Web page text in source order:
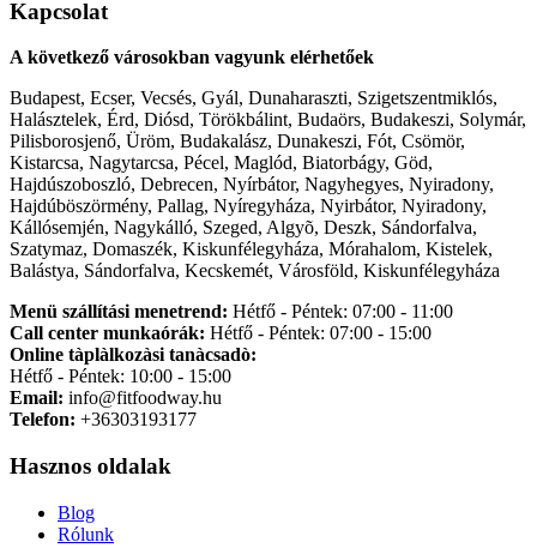
Kapcsolat
A következő városokban vagyunk elérhetőek
Budapest, Ecser, Vecsés, Gyál, Dunaharaszti, Szigetszentmiklós,
Halásztelek, Érd, Diósd, Törökbálint, Budaörs, Budakeszi, Solymár,
Pilisborosjenő, Üröm, Budakalász, Dunakeszi, Fót, Csömör,
Kistarcsa, Nagytarcsa, Pécel, Maglód, Biatorbágy, Göd,
Hajdúszoboszló, Debrecen, Nyírbátor, Nagyhegyes, Nyiradony,
Hajdúböszörmény, Pallag, Nyíregyháza, Nyirbátor, Nyiradony,
Kállósemjén, Nagykálló, Szeged, Algyõ, Deszk, Sándorfalva,
Szatymaz, Domaszék, Kiskunfélegyháza, Mórahalom, Kistelek,
Balástya, Sándorfalva, Kecskemét, Városföld, Kiskunfélegyháza
Menü szállítási menetrend: Hétfő - Péntek: 07:00 - 11:00
Call center munkaórák: Hétfő - Péntek: 07:00 - 15:00
Online tàplàlkozàsi tanàcsadò:
Hétfő - Péntek: 10:00 - 15:00
Email: info@fitfoodway.hu
Telefon: +36303193177
Hasznos oldalak
Blog
Rólunk